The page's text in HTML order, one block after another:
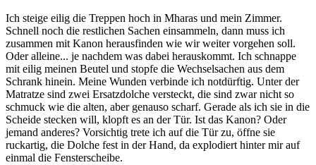
Ich steige eilig die Treppen hoch in Mharas und mein Zimmer.
Schnell noch die restlichen Sachen einsammeln, dann muss ich
zusammen mit Kanon herausfinden wie wir weiter vorgehen soll.
Oder alleine... je nachdem was dabei herauskommt. Ich schnappe
mit eilig meinen Beutel und stopfe die Wechselsachen aus dem
Schrank hinein. Meine Wunden verbinde ich notdürftig. Unter der
Matratze sind zwei Ersatzdolche versteckt, die sind zwar nicht so
schmuck wie die alten, aber genauso scharf. Gerade als ich sie in die
Scheide stecken will, klopft es an der Tür. Ist das Kanon? Oder
jemand anderes? Vorsichtig trete ich auf die Tür zu, öffne sie
ruckartig, die Dolche fest in der Hand, da explodiert hinter mir auf
einmal die Fensterscheibe.